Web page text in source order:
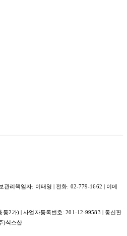
관리책임자: 이태영 | 전화: 02-779-1662 | 이메
동2가) | 사업자등록번호:201-12-99583 | 통신판
)식스샵